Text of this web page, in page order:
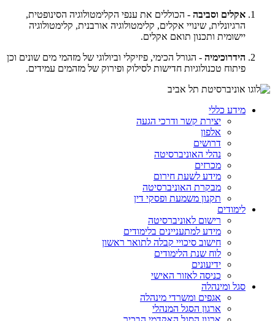
אקלים וסביבה - הכוללים את ענפי הקלימטולוגיה הסינופטית,
הרגיונלית, שינויי אקלים, קלימטולוגיה אורבנית, קלימטולוגיה
יישומית ותכנון תואם אקלים.
הידרוכימיה - הגורל הכימי, פיזיקלי וביולוגי של מזהמי מים שונים וכן
פיתוח טכנולוגיות חדישות לסילוק ופירוק של מזהמים עמידים.
מידע כללי
יצירת קשר ודרכי הגעה
אלפון
דרושים
נהלי האוניברסיטה
מכרזים
מידע לשעת חירום
מבקרת האוניברסיטה
תקנון משמעת ופסקי דין
לימודים
רישום לאוניברסיטה
מידע למתעניינים בלימודים
חישוב סיכויי קבלה לתואר ראשון
לוח שנת הלימודים
ידיעונים
כניסה לאזור האישי
סגל ומינהלה
אגפים ומשרדי מינהלה
ארגון הסגל המנהלי